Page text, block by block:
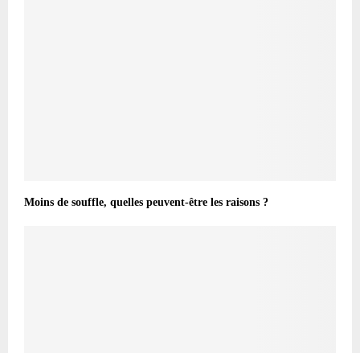
Moins de souffle, quelles peuvent-être les raisons ?